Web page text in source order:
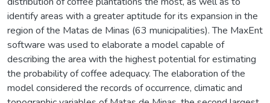
identify areas with a greater aptitude for its expansion in the
region of the Matas de Minas (63 municipalities). The MaxEnt
software was used to elaborate a model capable of
describing the area with the highest potential for estimating
the probability of coffee adequacy. The elaboration of the
model considered the records of occurrence, climatic and